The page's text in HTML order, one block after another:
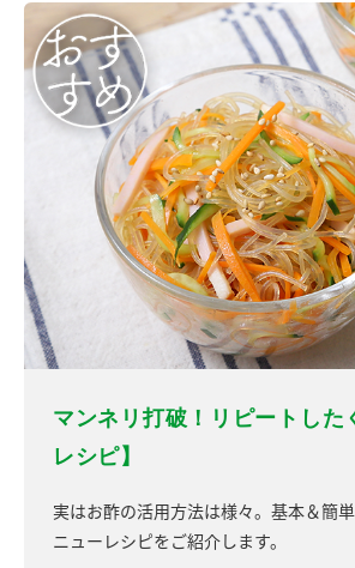
マンネリ打破！リピートした
レシピ】
実はお酢の活用方法は様々。基本＆簡
ニューレシピをご紹介します。